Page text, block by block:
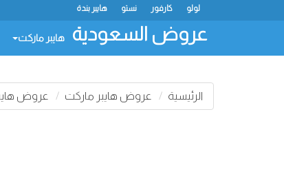
هايبر بندة نستو كارفور لولو
عروض السعودية هايبر ماركت
الرئيسية عروض هايبر ماركت عروض